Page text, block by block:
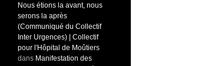
Nous étions la avant, nous
serons la après
(Communiqué du Collectif
Inter Urgences) | Collectif
pour l'Hôpital de Moûtiers
dans Manifestation des